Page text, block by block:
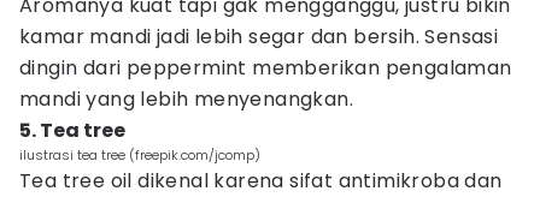
kamar mandi jadi lebih segar dan bersih. Sensasi
dingin dari peppermint memberikan pengalaman
mandi yang lebih menyenangkan.
5. Tea tree
ilustrasi tea tree (freepik.com/jcomp)
Tea tree oil dikenal karena sifat antimikroba dan